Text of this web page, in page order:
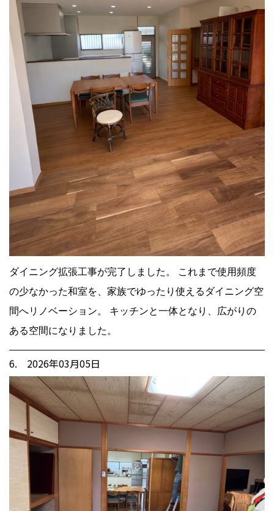
ダイニング拡張工事が完了しました。 これまで使用頻度
の少なかった和室を、家族でゆったり使えるダイニング空
間へリノベーション。 キッチンと一体となり、広がりの
ある空間になりました。
6. 2026年03月05日